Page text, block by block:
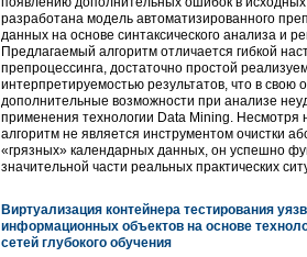
разработана модель автоматизированного
данных на основе синтаксического анализа и
Предлагаемый алгоритм отличается гибкой
препроцессинга, достаточно простой
интерпретируемостью результатов, что в свою
дополнительные возможности при анализе
применения технологии Data Mining. Несмотря
алгоритм не является инструментом очистки
«грязных» календарных данных, он успешно
значительной части реальных практических
Виртуализация контейнера тестирования
информационных объектов на основе
сетей глубокого обучения